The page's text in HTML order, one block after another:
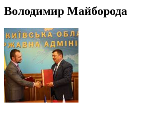
Володимир Майборода